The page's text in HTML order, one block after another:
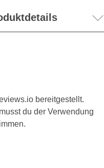
bereitgestellt.
du der Verwendung